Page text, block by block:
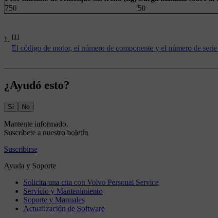
750
50
[1]
El código de motor, el número de componente y el número de
¿Ayudó esto?
Sí No